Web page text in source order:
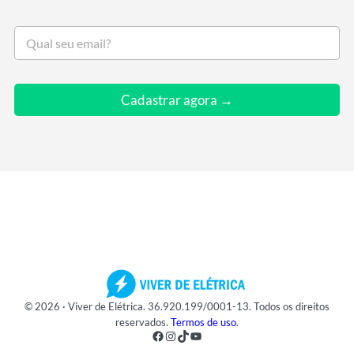
S
u
Cadastrar agora →
© 2026 · Viver de Elétrica. 36.920.199/0001-13. Todos os direitos
reservados. Termos de uso.
Facebook Instagram TikTok Youtube